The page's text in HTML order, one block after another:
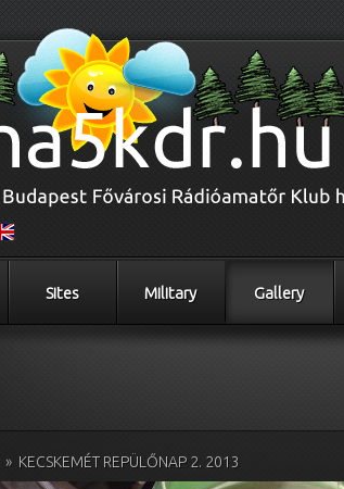
Sites Military Gallery
» KECSKEMÉT REPÜLŐNAP 2. 2013